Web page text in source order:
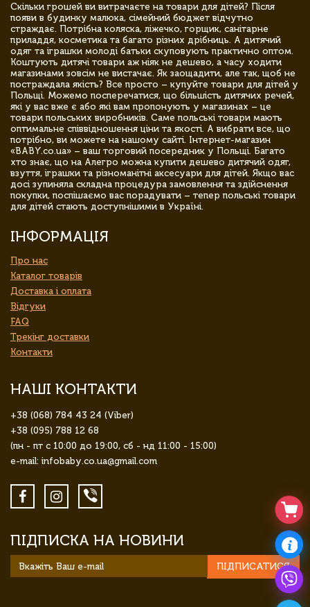
Скільки грошей ви витрачаєте на товари для дітей? Після
появи в будинку малюка, сімейний бюджет відчутно
страждає. Потрібна коляска, ліжечко, горщик, санітарне
приладдя, косметика та багато різних дрібниць. А дитячий
одяг та іграшки молоді батьки скуповують практично оптом.
Коштують дитячі товари аж ніяк не дешево, а часу ходити
магазинами зовсім не вистачає. Як заощадити, але так, щоб не
постраждала якість? Все просто – купуйте товари для дітей у
Польщі. Можемо посперечатися, що більшість дитячих речей,
які у вас вже є або які вам пропонують у магазинах – це
товари польських виробників. Саме польські товари мають
оптимальне співвідношення ціни та якості. А вибрати все, що
потрібно, ви можете на нашому сайті. Інтернет-магазин
«BABY.co.ua» – ваш торговий посередник у Польщі. Багато
хто знає, що на Алегро можна купити дешево дитячий одяг,
взуття, іграшки та різноманітні аксесуари для дітей. Якщо вас
досі зупиняла складна процедура замовлення та здійснення
покупки, поспішаємо вас порадувати – тепер польські товари
для дітей стають доступнішими в Україні.
ІНФОРМАЦІЯ
Про нас
Каталог товарів
Доставка і оплата
Відгуки
FAQ
Трекінг доставки
Контакти
НАШІ КОНТАКТИ
+38 (068) 784 43 24 (Viber)
+38 (095) 788 12 68
(пн - пт с 10:00 до 19:00, сб - нд 11:00 - 15:00)
e-mail: infobaby.co.ua@gmail.com
ПІДПИСКА НА НОВИНИ
ПІДПИСАТИСЯ